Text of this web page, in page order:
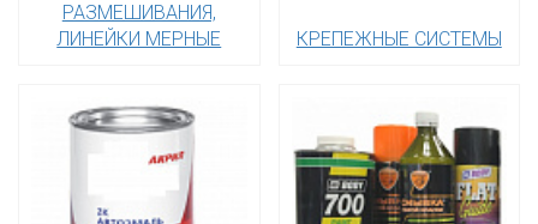
РАЗМЕШИВАНИЯ,
ЛИНЕЙКИ МЕРНЫЕ
КРЕПЕЖНЫЕ СИСТЕМЫ